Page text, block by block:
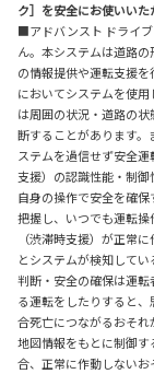
ク］を安全にお使いい
■アドバンスト ドライ
ん。本システムは道路
の情報提供や運転支援
においてシステムを使
は周囲の状況・道路の
断することがあります
ステムを過信せず安全
支援）の認識性能・制
自身の操作で安全を確
把握し、いつでも運転
（渋滞時支援）が正常
とシステムが検知して
判断・安全の確保は運
る運転をしたりすると
合死亡につながるおそ
地図情報をもとに制御
合、正常に作動しない